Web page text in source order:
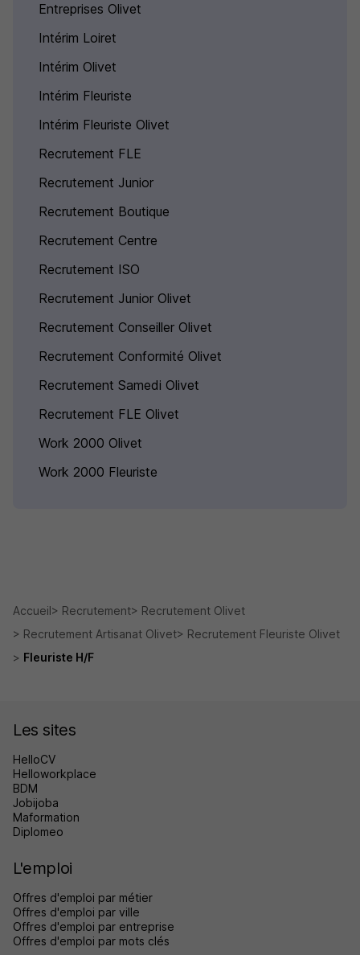
Entreprises Olivet
Intérim Loiret
Intérim Olivet
Intérim Fleuriste
Intérim Fleuriste Olivet
Recrutement FLE
Recrutement Junior
Recrutement Boutique
Recrutement Centre
Recrutement ISO
Recrutement Junior Olivet
Recrutement Conseiller Olivet
Recrutement Conformité Olivet
Recrutement Samedi Olivet
Recrutement FLE Olivet
Work 2000 Olivet
Work 2000 Fleuriste
Accueil Recrutement
Recrutement Olivet
Recrutement Artisanat Olivet
Recrutement Fleuriste Olivet
Fleuriste H/F
Les sites
HelloCV
Helloworkplace
BDM
Jobijoba
Maformation
Diplomeo
L'emploi
Offres d'emploi par métier
Offres d'emploi par ville
Offres d'emploi par entreprise
Offres d'emploi par mots clés